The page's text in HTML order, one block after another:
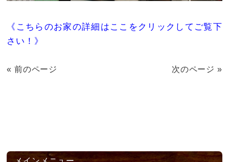
《こちらのお家の詳細はここをクリックしてご覧下
さい！》
« 前のページ 次のページ »